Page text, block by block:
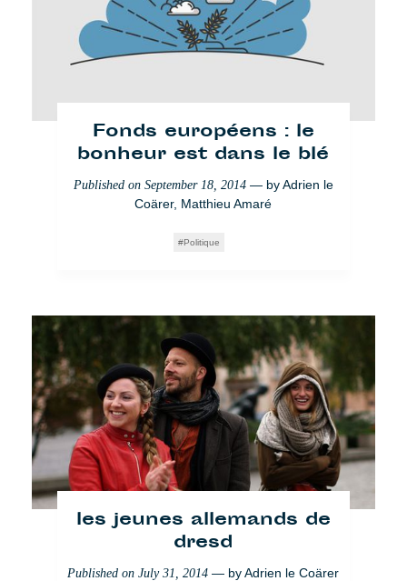
Fonds européens : le
bonheur est dans le blé
Published on September 18, 2014— byAdrien le
Coärer, Matthieu Amaré
Politique
les jeunes allemands de
dresd
Published onJuly 31, 2014 — byAdrien le Coärer